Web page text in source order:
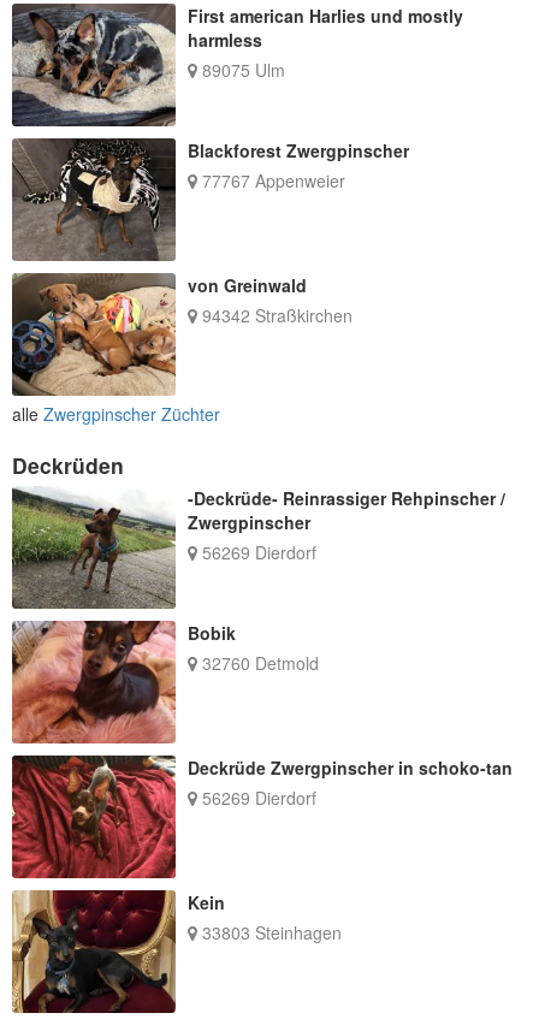
First american Harlies und mostly
harmless
89075 Ulm
Blackforest Zwergpinscher
77767 Appenweier
von Greinwald
94342 Straßkirchen
alle Zwergpinscher Züchter
Deckrüden
-Deckrüde- Reinrassiger Rehpinscher /
Zwergpinscher
56269 Dierdorf
Bobik
32760 Detmold
Deckrüde Zwergpinscher in schoko-tan
56269 Dierdorf
Kein
33803 Steinhagen